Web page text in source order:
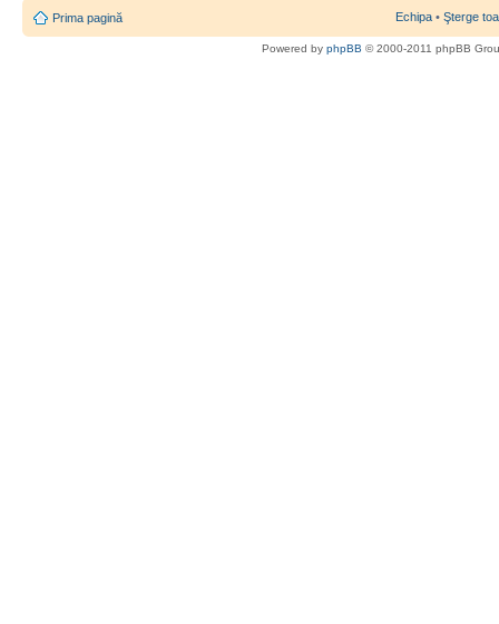
Prima pagină Echipa • Şterge
Powered by phpBB © 2000-2011 phpBB